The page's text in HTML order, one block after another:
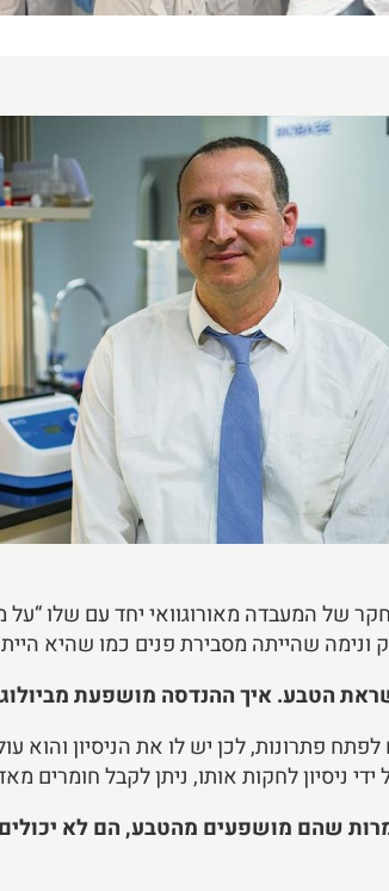
של המעבדה מאורוגוואי יחד עם שלו “על
שהייתה מסבירת פנים כמו שהיא
הטבע. איך ההנדסה מושפעת
פתרונות, לכן יש לו את הניסיון והוא
ניסיון לחקות אותו, ניתן לקבל חומרים
שהם מושפעים מהטבע, הם לא